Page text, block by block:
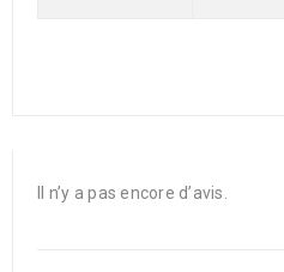
Il n’y a pas encore d’avis.